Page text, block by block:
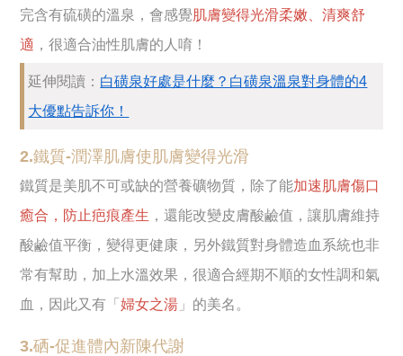
完含有硫磺的溫泉，會感覺 肌膚變得光滑柔嫩、清爽舒
適 ，很適合油性肌膚的人唷！
延伸閱讀： 白磺泉好處是什麼？白磺泉溫泉對身體的4
大優點告訴你！
2.鐵質-潤澤肌膚使肌膚變得光滑
鐵質是美肌不可或缺的營養礦物質，除了能加速肌膚傷口
癒合，防止疤痕產生 ，還能改變皮膚酸鹼值，讓肌膚維持
酸鹼值平衡，變得更健康，另外鐵質對身體造血系統也非
常有幫助，加上水溫效果，很適合經期不順的女性調和氣
血，因此又有「婦女之湯 」的美名。
3.硒-促進體內新陳代謝